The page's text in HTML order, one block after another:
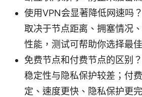
使用VPN会显著降低网速吗
取决于节点距离、拥塞情况
性能，测试可帮助你选择最
免费节点和付费节点的区别
稳定性与隐私保护较差；付
定、速度更快、隐私保护更